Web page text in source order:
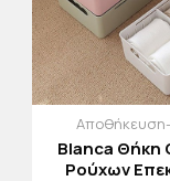
Blanca Θήκη
Ρούχων